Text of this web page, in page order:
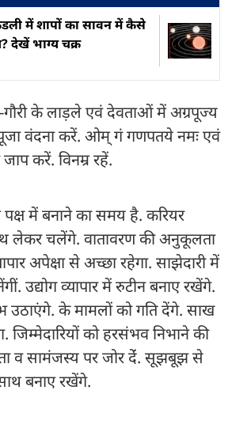
में शापों का सावन में कैसे
देखें भाग्य चक्र
के लाड़ले एवं देवताओं में अग्रपूज्य
वंदना करें. ओम् गं गणपतये नमः एवं
करें. विनम्र रहें.
में बनाने का समय है. करियर
लेकर चलेंगे. वातावरण की अनुकूलता
अपेक्षा से अच्छा रहेगा. साझेदारी में
उद्योग व्यापार में रुटीन बनाए रखेंगे.
उठाएंगे. के मामलों को गति देंगे. साख
जिम्मेदारियों को हरसंभव निभाने की
व सामंजस्य पर जोर देंं. सूझबूझ से
बनाए रखेंगे.